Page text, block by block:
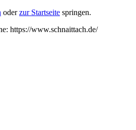
oderzur Startseite springen.
https://www.schnaittach.de/